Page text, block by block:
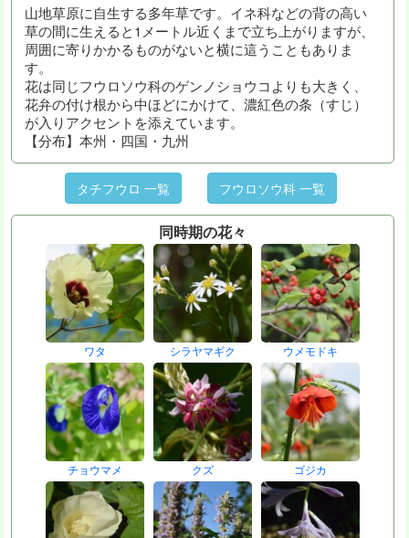
山地草原に自生する多年草です。イネ科などの背の高い
草の間に生えると1メートル近くまで立ち上がりますが、
周囲に寄りかかるものがないと横に這うこともありま
す。
花は同じフウロソウ科のゲンノショウコよりも大きく、
花弁の付け根から中ほどにかけて、濃紅色の条（すじ）
が入りアクセントを添えています。
【分布】本州・四国・九州
タチフウロ 一覧 フウロソウ科 一覧
同時期の花々
ワタ シラヤマギク ウメモドキ
チョウマメ クズ ゴジカ